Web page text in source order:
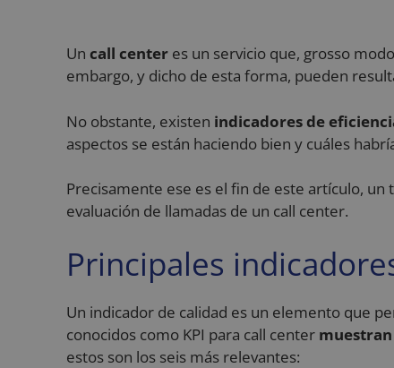
Un call center es un servicio que, grosso
embargo, y dicho de esta forma, pueden
No obstante, existen indicadores de
aspectos se están haciendo bien y cuáles
Precisamente ese es el fin de este artículo,
evaluación de llamadas de un call center.
Principales
Un indicador de calidad es un elemento que
conocidos como KPI para call center
estos son los seis más relevantes: